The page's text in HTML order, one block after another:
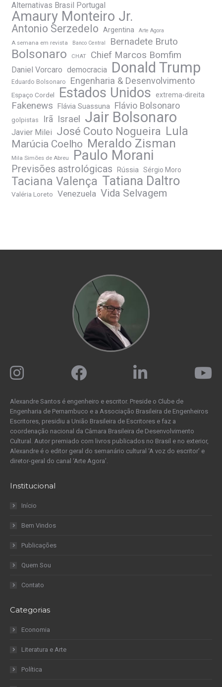
Alternativas Brasil Portugal
Amaury Monteiro Jr.
Antonio Serzedelo Argentina Arte Agora
A semana em revista Banco Central Bernadete Bruto
Bolsonaro CHAT Chief Marcos Bomfim
Daniel Vorcaro democracia Donald Trump
Eduardo Bolsonaro Engenharia & Desenvolvimento
Espaço Cordel Estados Unidos extrema-direita
Fakenews Flávia Suassuna Flávio Bolsonaro
golpistas Irã Israel Jair Bolsonaro
Javier Milei José Couto Nogueira Lula
Marúcia Coelho Meraldo Zisman
Mila Simões de Abreu Paulo Morani
Previsões astrológicas Rússia Sérgio Moro
Taciana Valença Tatiana Daltro
Valéria Loreto Venezuela Vida Selvagem
Alexandre Santos é engenheiro e escritor. Preside o Clube de
Engenharia de Pernambuco e a Associação Brasileira de Engenheiros
Escritores, presidiu a União Brasileira de Escritores e faz a
coordenação nacional da Câmara Brasileira de Desenvolvimento
Cultural. Autor premiado com livros publicados no Brasil e no exterior,
Alexandre é o editor geral do semanário cultural ‘A voz do escritor’ e
diretor-geral do canal ‘Arte Agora’.
Institucional
Início
Bem Vindos
Publicações
Quem Sou
Contato
Categorias
Economia
Literatura e Arte
Política